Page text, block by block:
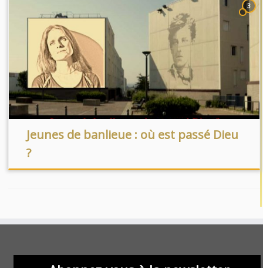
3
Jeunes de banlieue : où est passé Dieu
?